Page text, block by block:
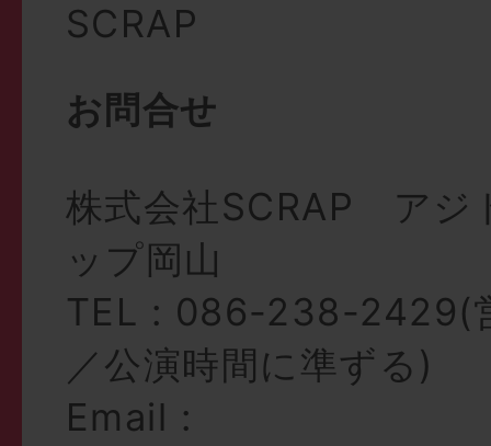
SCRAP
お問合せ
株式会社SCRAP アジ
ップ岡山
TEL : 086-238-2429(
／公演時間に準ずる)
Email :